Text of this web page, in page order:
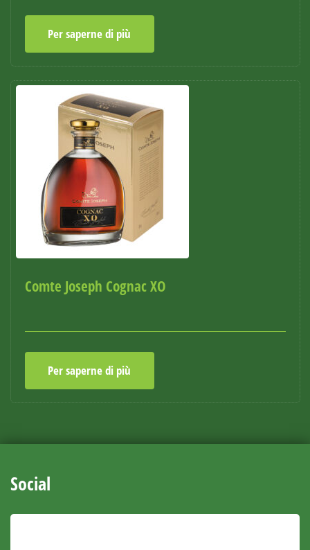
Per saperne di più
Comte Joseph Cognac XO
Per saperne di più
Social